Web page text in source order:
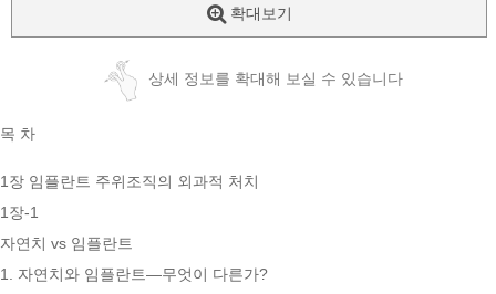
확대보기
상세 정보를 확대해 보실 수 있습니다
목 차
1장 임플란트 주위조직의 외과적 처치
1장-1
자연치 vs 임플란트
1. 자연치와 임플란트―무엇이 다른가?